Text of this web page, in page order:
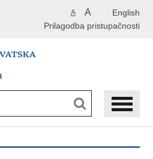
English
A A
Prilagodba pristupačnosti